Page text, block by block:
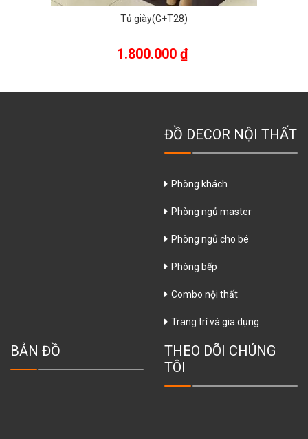
Tủ giày(G+T28)
1.800.000 ₫
ĐỒ DECOR NỘI THẤT
Phòng khách
Phòng ngủ master
Phòng ngủ cho bé
Phòng bếp
Combo nội thất
Trang trí và gia dụng
BẢN ĐỒ
THEO DÕI CHÚNG
TÔI